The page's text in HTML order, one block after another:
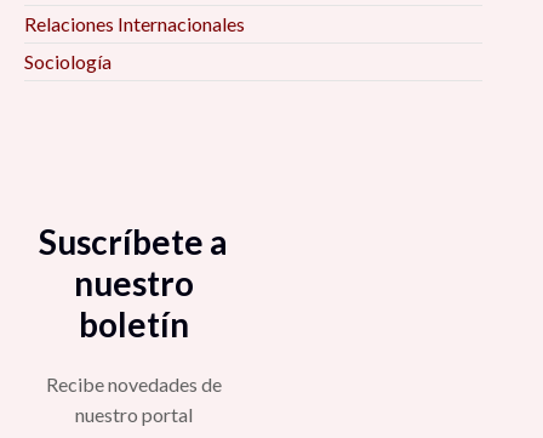
Relaciones Internacionales
Sociología
Suscríbete a
nuestro
boletín
Recibe novedades de
nuestro portal